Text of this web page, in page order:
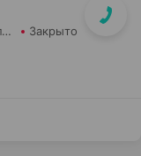
Добрыя леки Аптека групп Центр ООО Аптека №16 Закрыто